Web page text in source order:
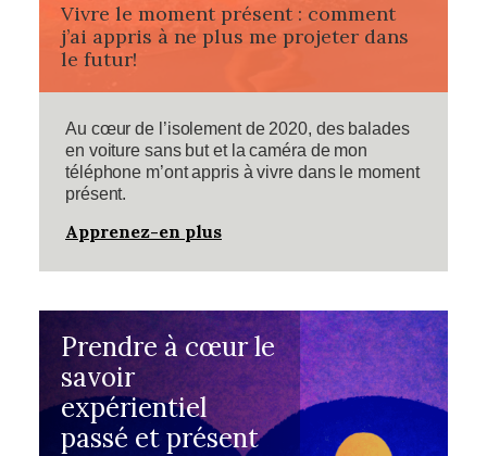
Vivre le moment présent : comment
j’ai appris à ne plus me projeter dans
le futur!
Au cœur de l’isolement de 2020, des balades
en voiture sans but et la caméra de mon
téléphone m’ont appris à vivre dans le moment
présent.
Apprenez-en plus
Prendre à cœur le
savoir
expérientiel
passé et présent